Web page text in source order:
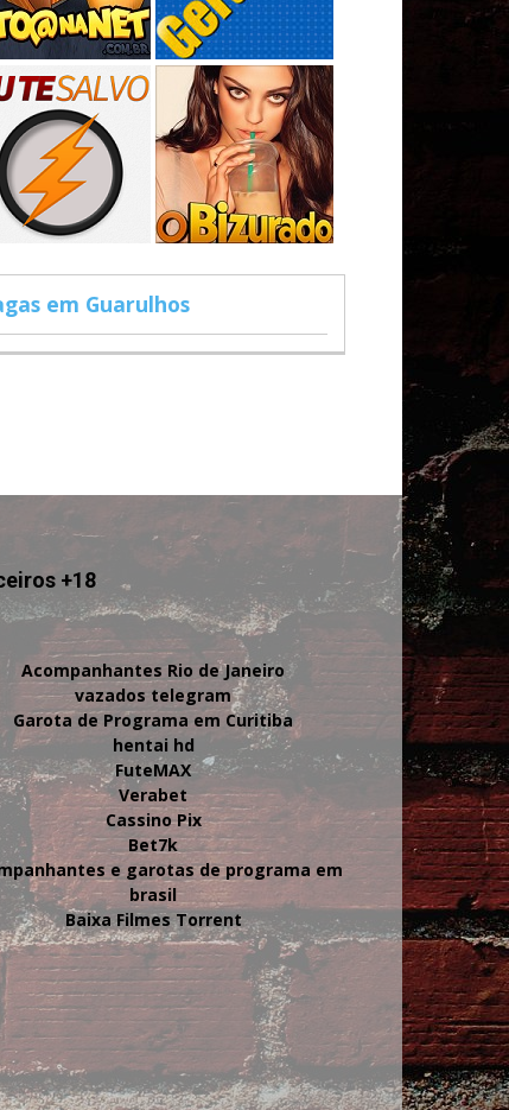
em Guarulhos
+18
Acompanhantes Rio de Janeiro
vazados telegram
Garota de Programa em Curitiba
hentai hd
FuteMAX
Verabet
Cassino Pix
Bet7k
e garotas de programa em
brasil
Baixa Filmes Torrent